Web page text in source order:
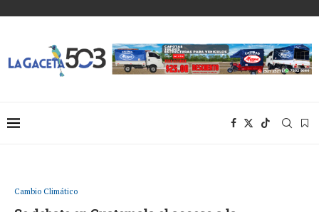
Cambio Climático